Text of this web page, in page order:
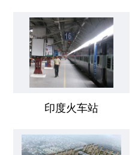
印度火车站